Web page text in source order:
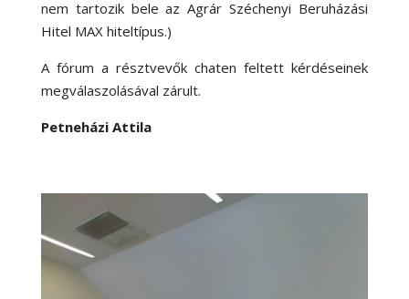
nem tartozik bele az Agrár Széchenyi Beruházási
Hitel MAX hiteltípus.)
A fórum a résztvevők chaten feltett kérdéseinek
megválaszolásával zárult.
Petneházi Attila